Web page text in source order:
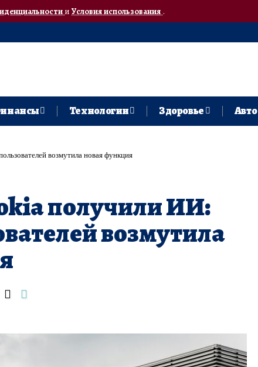
и Условия использования.
Технологии Здоровье Авто
возмутила новая функция
получили ИИ:
возмутила